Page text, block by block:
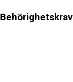
Behörighetskrav